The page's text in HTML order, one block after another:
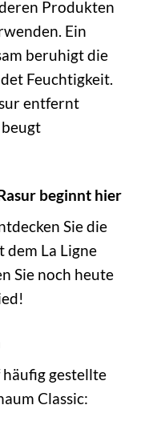
Produkten
Ein
beruhigt die
Feuchtigkeit.
entfernt
beginnt hier
Sie die
dem La Ligne
Sie noch heute
gestellte
Classic: